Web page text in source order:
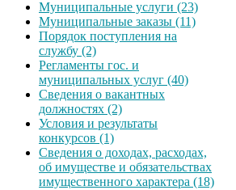
Муниципальные услуги (23)
Муниципальные заказы (11)
Порядок поступления на
службу (2)
Регламенты гос. и
муниципальных услуг (40)
Сведения о вакантных
должностях (2)
Условия и результаты
конкурсов (1)
Сведения о доходах, расходах,
об имуществе и обязательствах
имущественного характера (18)